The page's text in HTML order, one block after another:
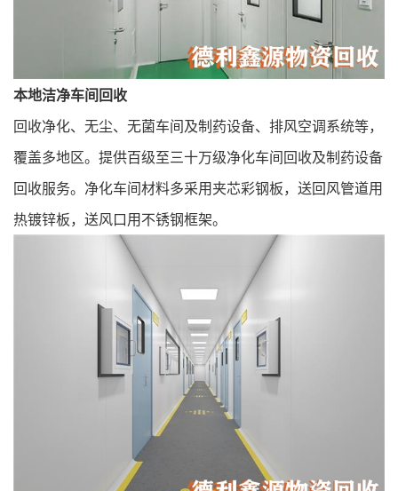
本地洁净车间回收
回收净化、无尘、无菌车间及制药设备、排风空调系统等，
覆盖多地区。提供百级至三十万级净化车间回收及制药设备
回收服务。净化车间材料多采用夹芯彩钢板，送回风管道用
热镀锌板，送风口用不锈钢框架。